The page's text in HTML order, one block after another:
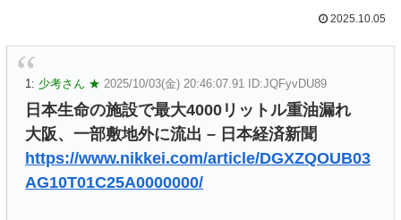
2025.10.05
1: 少考さん ★ 2025/10/03(金) 20:46:07.91 ID:JQFyvDU89
日本生命の施設で最大4000リットル重油漏れ
大阪、一部敷地外に流出 – 日本経済新聞
https://www.nikkei.com/article/DGXZQOUB03
AG10T01C25A0000000/